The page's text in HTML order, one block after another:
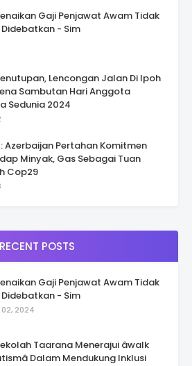
Gaji Penjawat Awam Tidak
Didebatkan - Sim
Lencongan Jalan Di Ipoh
Sambutan Hari Anggota
Sedunia 2024
Azerbaijan Pertahan Komitmen
Minyak, Gas Sebagai Tuan
Cop29
RECENT POSTS
Gaji Penjawat Awam Tidak
Didebatkan - Sim
02, 2024
Taarana Menerajui âwalk
Dalam Mendukung Inklusi